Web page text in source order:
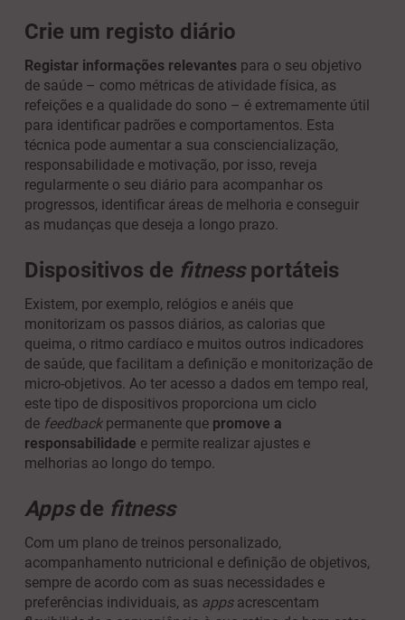
Crie um registo diário​​
Registar informações relevantes para o seu objetivo
de saúde – como métricas de atividade física, as
refeições e a qualidade do sono – é extremamente útil
para identificar padrões e comportamentos. Esta
técnica pode aumentar a sua consciencialização,
responsabilidade e motivação, por isso, reveja
regularmente o seu diário para acompanhar os
progressos, identificar áreas de melhoria e conseguir
as mudanças que deseja a longo prazo.
Dispositivos de fitnessportáteis
​Existem, por exemplo, relógios e anéis que
monitorizam os passos diários, as calorias que
queima, o ritmo cardíaco e muitos outros indicadores
de saúde, que facilitam a definição e monitorização de
micro-objetivos. Ao ter acesso a dados em tempo real,
este tipo de dispositivos proporciona um ciclo
de feedback permanente que promove a
responsabilidade e permite realizar ajustes e
melhorias ao longo do tempo.
Appsde fitness
Com um plano de treinos personalizado,
acompanhamento nutricional e definição de objetivos,
sempre de acordo com as suas necessidades e
preferências individuais, as apps acrescentam